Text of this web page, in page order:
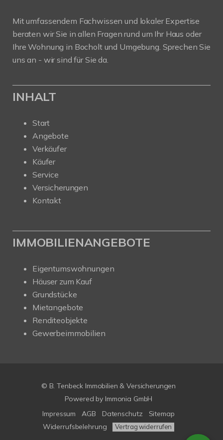
Mit umfassendem Fachwissen und lokaler Expertise
beraten wir Sie in allen Fragen rund um Ihr Haus oder
Ihre Wohnung in Bocholt und Umgebung. Sprechen Sie
uns an - wir sind für Sie da.
INHALT
Start
Angebote
Verkäufer
Käufer
Service
Versicherungen
Kontakt
IMMOBILIENANGEBOTE
Eigentumswohnungen
Häuser zum Kauf
Grundstücke
Mietangebote
Renditeobjekte
Gewerbeimmobilien
© B. Tenbeck Immobilien & Versicherungen
Powered by Immonia GmbH
Impressum
AGB Datenschutz
Sitemap
Widerrufsbelehrung
Vertrag widerrufen